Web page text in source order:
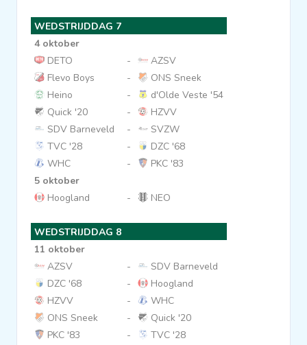
WEDSTRIJDDAG 7
4 oktober
DETO
-
AZSV
Flevo Boys
-
ONS Sneek
Heino
-
d'Olde Veste '54
Quick '20
-
HZVV
SDV Barneveld
-
SVZW
TVC '28
-
DZC '68
WHC
-
PKC '83
5 oktober
Hoogland
- NEO
WEDSTRIJDDAG 8
11 oktober
AZSV
-
SDV Barneveld
DZC '68
-
Hoogland
HZVV
-
WHC
ONS Sneek
-
Quick '20
PKC '83
-
TVC '28